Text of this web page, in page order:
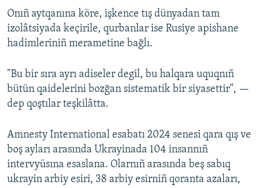
Onıñ aytqanına köre, işkence tış dünyadan tam
izolâtsiyada keçirile, qurbanlar ise Rusiye apishane
hadimleriniñ merametine bağlı.
"Bu bir sıra ayrı adiseler degil, bu halqara uquqnıñ
bütün qaidelerini bozğan sistematik bir siyasettir", —
dep qoştılar teşkilâtta.
Amnesty International esabatı 2024 senesi qara qış ve
boş ayları arasında Ukrayinada 104 insannıñ
intervyüsına esaslana. Olarnıñ arasında beş sabıq
ukrayin arbiy esiri, 38 arbiy esirniñ qoranta azaları,